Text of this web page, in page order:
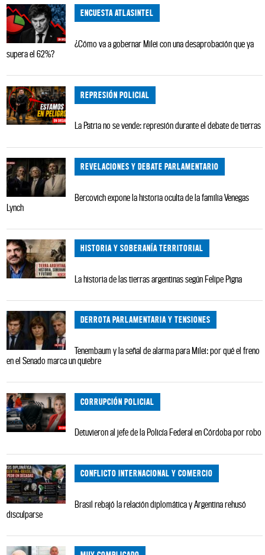
ENCUESTA ATLASINTEL
¿Cómo va a gobernar Milei con una desaprobación que ya
supera el 62%?
REPRESIÓN POLICIAL
La Patria no se vende: represión durante el debate de tierras
REVELACIONES Y DEBATE PARLAMENTARIO
Bercovich expone la historia oculta de la familia Venegas
Lynch
HISTORIA Y SOBERANÍA TERRITORIAL
La historia de las tierras argentinas según Felipe Pigna
DERROTA PARLAMENTARIA Y TENSIONES
Tenembaum y la señal de alarma para Milei: por qué el freno
en el Senado marca un quiebre
CORRUPCIÓN POLICIAL
Detuvieron al jefe de la Policía Federal en Córdoba por robo
CONFLICTO INTERNACIONAL Y COMERCIO
Brasil rebajó la relación diplomática y Argentina rehusó
disculparse